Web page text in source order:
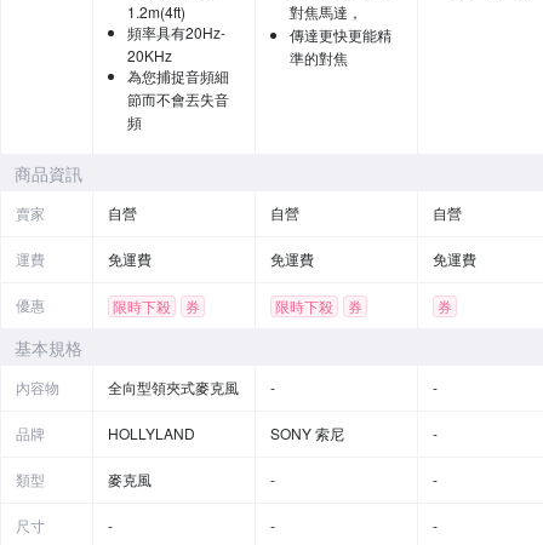
1.2m(4ft)
頻率具有20Hz-
20KHz
為您捕捉音頻細
節而不會丟失音
頻
對焦馬達，
傳達更快更能精
準的對焦
商品資訊
賣家 自營 自營 自營
運費 免運費 免運費 免運費
優惠 限時下殺 券 限時下殺 券 券
基本規格
內容物 全向型領夾式麥克風 - -
品牌 HOLLYLAND SONY 索尼 -
類型 麥克風 - -
尺寸 - - -